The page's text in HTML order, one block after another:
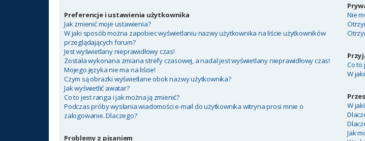
Preferencje i ustawienia użytkownika
Jak zmienić moje ustawienia?
W jaki sposób można zapobiec wyświetlaniu nazwy użytkownika na liście użytkowników
przeglądających forum?
Jest wyświetlany nieprawidłowy czas!
Została wykonana zmiana strefy czasowej, a nadal jest wyświetlany nieprawidłowy czas!
Mojego języka nie ma na liście!
Czym są obrazki wyświetlane obok nazwy użytkownika?
Jak wyświetlić awatar?
Co to jest ranga i jak można ją zmienić?
Podczas próby wysłania wiadomości e-mail do użytkownika witryna prosi mnie o
zalogowanie. Dlaczego?
Problemy z pisaniem
Nie
Co to
W
W
Jak